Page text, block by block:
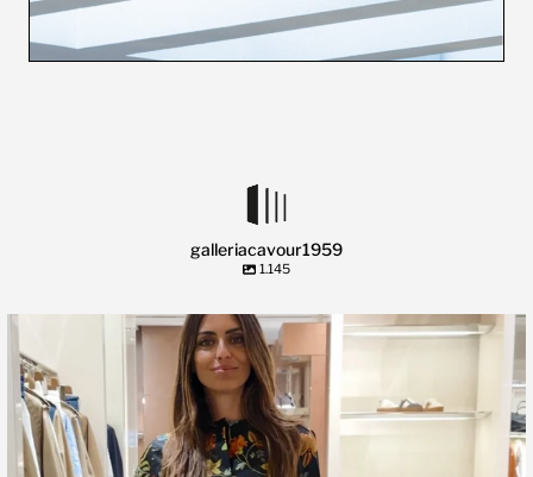
galleriacavour1959
1.145
🍃 Entriamo da Dev in @galleriacavour1959 a...
39 2